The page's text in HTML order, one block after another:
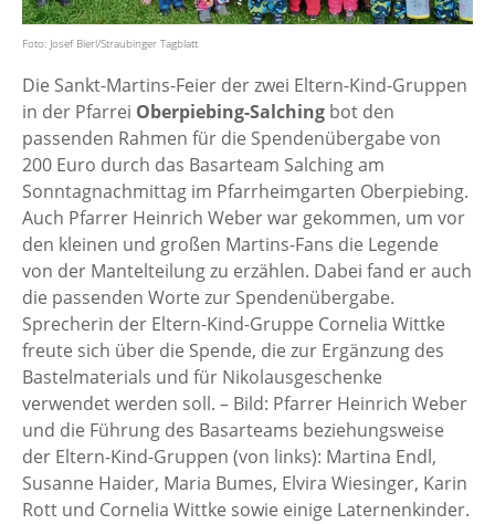
Foto: Josef Bierl/Straubinger Tagblatt
Die Sankt-Martins-Feier der zwei Eltern-Kind-Gruppen
in der Pfarrei Oberpiebing-Salching bot den
passenden Rahmen für die Spendenübergabe von
200 Euro durch das Basarteam Salching am
Sonntagnachmittag im Pfarrheimgarten Oberpiebing.
Auch Pfarrer Heinrich Weber war gekommen, um vor
den kleinen und großen Martins-Fans die Legende
von der Mantelteilung zu erzählen. Dabei fand er auch
die passenden Worte zur Spendenübergabe.
Sprecherin der Eltern-Kind-Gruppe Cornelia Wittke
freute sich über die Spende, die zur Ergänzung des
Bastelmaterials und für Nikolausgeschenke
verwendet werden soll. – Bild: Pfarrer Heinrich Weber
und die Führung des Basarteams beziehungsweise
der Eltern-Kind-Gruppen (von links): Martina Endl,
Susanne Haider, Maria Bumes, Elvira Wiesinger, Karin
Rott und Cornelia Wittke sowie einige Laternenkinder.